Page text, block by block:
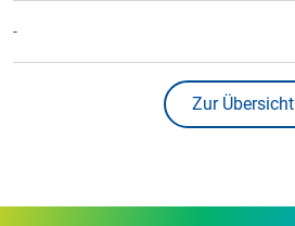
-
Zur Übersicht